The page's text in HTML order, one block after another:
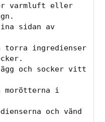
varmluft eller
sidan av
torra ingredienser
och socker vitt
i
och vänd